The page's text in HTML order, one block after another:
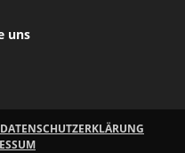
uns
DATENSCHUTZERKLÄRUNG